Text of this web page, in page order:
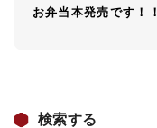
お弁当本発売です！！
検索する